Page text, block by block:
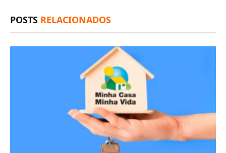
POSTS RELACIONADOS